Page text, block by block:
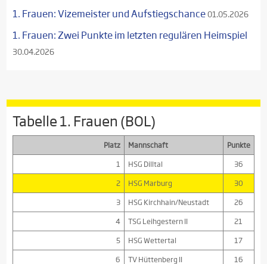
1. Frauen: Vizemeister und Aufstiegschance01.05.2026
1. Frauen: Zwei Punkte im letzten regulären Heimspiel
30.04.2026
Tabelle 1. Frauen (BOL)
Platz Mannschaft
Punkte
1
HSG Dilltal
36
2
HSG Marburg
30
3
HSG Kirchhain/Neustadt
26
4
TSG Leihgestern II
21
5
HSG Wettertal
17
6
TV Hüttenberg II 16